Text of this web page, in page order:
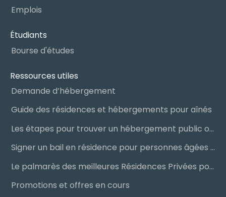
Emplois
Étudiants
Bourse d'études
Ressources utiles
Demande d’hébergement
Guide des résidences et hébergements pour aînés
Les étapes pour trouver un hébergement public ou privé
Signer un bail en résidence pour personnes âgées (RPA) : ce qu’il faut savoir
Le palmarès des meilleures Résidences Privées pour Aînés (RPA)
Promotions et offres en cours